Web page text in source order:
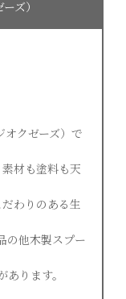
ズ）
オクゼーズ）で
材も塗料も天
わりのある生
の他木製スプー
ります。